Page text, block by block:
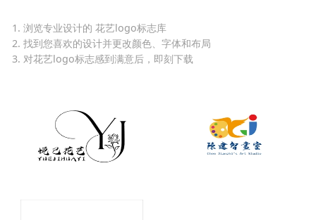
1. 浏览专业设计的 花艺logo标志库
2. 找到您喜欢的设计并更改颜色、字体和布局
3. 对花艺logo标志感到满意后，即刻下载